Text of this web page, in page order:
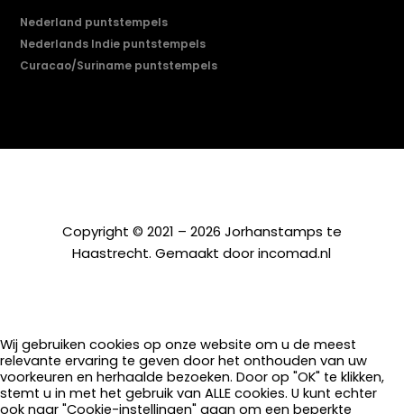
Nederland puntstempels
Nederlands Indie puntstempels
Curacao/Suriname puntstempels
Copyright © 2021 – 2026 Jorhanstamps te
Haastrecht. Gemaakt doorincomad.nl
Wij gebruiken cookies op onze website om u de meest
relevante ervaring te geven door het onthouden van uw
voorkeuren en herhaalde bezoeken. Door op "OK" te klikken,
stemt u in met het gebruik van ALLE cookies. U kunt echter
ook naar "Cookie-instellingen" gaan om een beperkte